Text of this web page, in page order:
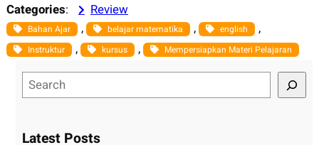
Categories: Review
Bahan Ajar , belajar matematika , english ,
Instruktur , kursus , Mempersiapkan Materi Pelajaran
e
rLatest Posts